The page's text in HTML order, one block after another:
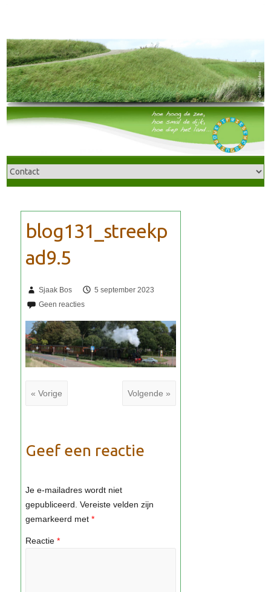
Sjaak Bos 5 september 2023
« Vorige Volgende »
Geef een reactie
Je e-mailadres wordt niet
gepubliceerd. Vereiste velden zijn
gemarkeerd met *
Reactie *